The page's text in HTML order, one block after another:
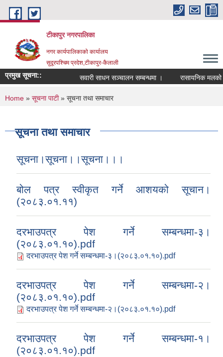
Skip to main content
टीकापुर नगरपालिका
नगर कार्यपालिकाको कार्यालय
सुदूरपश्चिम प्रदेश,टीकापुर-कैलाली
प्रमुख सूचना:: सवारी साधन सञ्चालन सम्बन्धमा । रासायनिक मलको
You are here
Home » सूचना पाटी» सूचना तथा समाचार
सूचना तथा समाचार
सूचना।सूचना।।सूचना।।।
बोल पत्र स्वीकृत गर्ने आशयको सूचान।
(२०८३.०१.११)
दरभाउपत्र पेश गर्ने सम्बन्धमा-३।
(२०८३.०१.१०).pdf
दरभाउपत्र पेश गर्ने सम्बन्धमा-३।(२०८३.०१.१०).pdf
दरभाउपत्र पेश गर्ने सम्बन्धमा-२।
(२०८३.०१.१०).pdf
दरभाउपत्र पेश गर्ने सम्बन्धमा-२।(२०८३.०१.१०).pdf
दरभाउपत्र पेश गर्ने सम्बन्धमा-१।
(२०८३.०१.१०).pdf